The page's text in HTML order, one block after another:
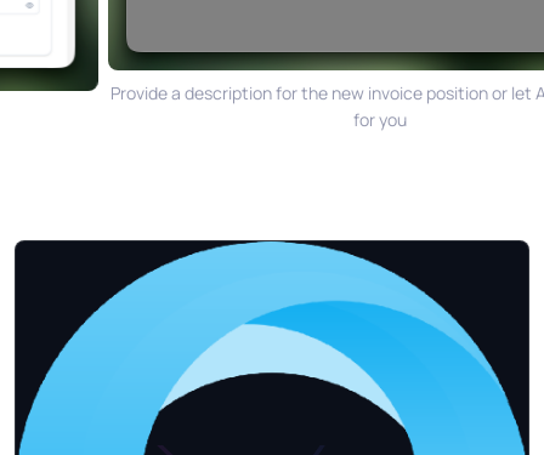
Provide a description for the new invoice position or let
for you